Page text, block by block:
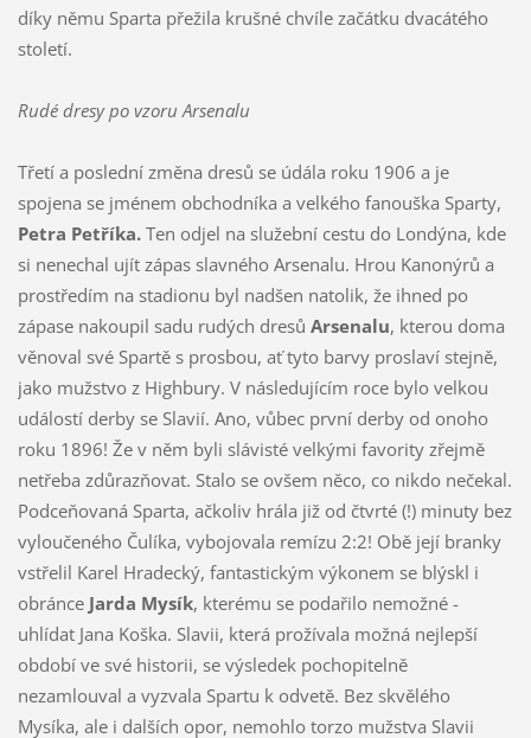
díky němu Sparta přežila krušné chvíle začátku dvacátého
století.
Rudé dresy po vzoru Arsenalu
Třetí a poslední změna dresů se údála roku 1906 a je
spojena se jménem obchodníka a velkého fanouška Sparty,
Petra Petříka.Ten odjel na služební cestu do Londýna, kde
si nenechal ujít zápas slavného Arsenalu. Hrou Kanonýrů a
prostředím na stadionu byl nadšen natolik, že ihned po
zápase nakoupil sadu rudých dresů Arsenalu, kterou doma
věnoval své Spartě s prosbou, ať tyto barvy proslaví stejně,
jako mužstvo z Highbury. V následujícím roce bylo velkou
událostí derby se Slavií. Ano, vůbec první derby od onoho
roku 1896! Že v něm byli slávisté velkými favority zřejmě
netřeba zdůrazňovat. Stalo se ovšem něco, co nikdo nečekal.
Podceňovaná Sparta, ačkoliv hrála již od čtvrté (!) minuty bez
vyloučeného Čulíka, vybojovala remízu 2:2! Obě její branky
vstřelil Karel Hradecký, fantastickým výkonem se blýskl i
obránce Jarda Mysík, kterému se podařilo nemožné -
uhlídat Jana Koška. Slavii, která prožívala možná nejlepší
období ve své historii, se výsledek pochopitelně
nezamlouval a vyzvala Spartu k odvetě. Bez skvělého
Mysíka, ale i dalších opor, nemohlo torzo mužstva Slavii